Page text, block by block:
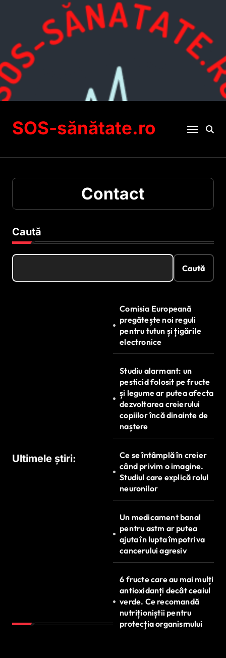
SOS-sănătate.ro
Contact
Caută
Caută
Ultimele știri:
Comisia Europeană
pregătește noi reguli
pentru tutun și țigările
electronice
Studiu alarmant: un
pesticid folosit pe fructe
și legume ar putea afecta
dezvoltarea creierului
copiilor încă dinainte de
naștere
Ce se întâmplă în creier
când privim o imagine.
Studiul care explică rolul
neuronilor
Un medicament banal
pentru astm ar putea
ajuta în lupta împotriva
cancerului agresiv
6 fructe care au mai mulți
antioxidanți decât ceaiul
verde. Ce recomandă
nutriționiștii pentru
protecția organismului